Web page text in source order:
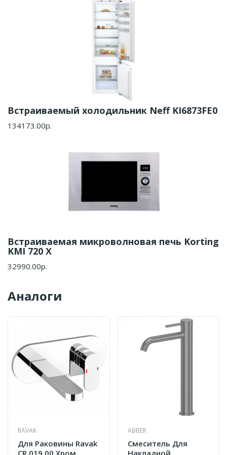
Встраиваемый холодильник Neff KI6873FE0
134173.00р.
Встраиваемая микроволновая печь Korting
KMI 720 X
32990.00р.
Аналоги
RAVAK
Для Раковины Ravak
ABBER
Смеситель Для